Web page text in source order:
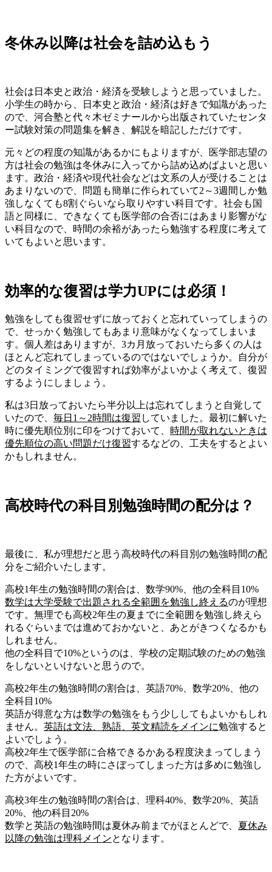
冬休み以降は社会を詰め込もう
社会は日本史と政治・経済を受験しようと思っていました。
小学生の時から、日本史と政治・経済は好きで知識があった
ので、 河合塾と代々木ゼミナールから出版されていたセンタ
ー試験対策の問題集を解き、解説を暗記しただけです。
元々どの程度の知識があるかにもよりますが、医学部志望の
方は社会の勉強は冬休みに入ってから詰め込めばよいと思い
ます。政治・経済や現代社会などは文系の人が受けることは
あまりないので、問題も簡単に作られていて2～3週間しか勉
強しなくても8割ぐらいなら取りやすい科目です。社会も国
語と同様に、できなくても医学部の合否にはあまり影響がな
い科目なので、時間の余裕があったら勉強する程度に考えて
いてもよいと思います。
効率的な復習は学力UPには必須！
勉強をしても復習せずに放っておくと忘れていってしまうの
で、せっかく勉強してもあまり意味がなくなってしまいま
す。個人差はありますが、3カ月放っておいたら多くの人は
ほとんど忘れてしまっているのではないでしょうか。
自分が
どのタイミングで復習すれば効率がよいかよく考えて、復習
するようにしましょう。
私は3日放っておいたら半分以上は忘れてしまうと自覚して
いたので、 毎日1～2時間は復習 していました。最初に解いた
時に優先順位別に印をつけておいて、 時間が取れないときは
優先順位の高い問題だけ復習するなどの、工夫をするとよい
かもしれません。
高校時代の科目別勉強時間の配分は？
最後に、私が理想だと思う高校時代の科目別の勉強時間の配
分をご紹介いたします。
高校1年生の勉強時間の割合は、数学90%、他の全科目10%
数学は大学受験で出題される全範囲を勉強し終えるのが理想
です。無理でも高校2年生の夏までに全範囲を勉強し終えら
れるぐらいまでは進めておかないと、あとがきつくなるかも
しれません。
他の全科目で10%というのは、学校の定期試験のための勉強
をしないといけないと思うので。
高校2年生の勉強時間の割合は、英語70%、数学20%、他の
全科目10%
英語が得意な方は数学の勉強をもう少ししてもよいかもしれ
ません。 英語は文法、熟語、英文精読をメインに勉強すると
よいでしょう。
高校2年生で医学部に合格できるかある程度決まってしまう
ので、高校1年生の時にさぼってしまった方は多めに勉強し
た方がよいです。
高校3年生の勉強時間の割合は、理科40%、数学20%、英語
20%、他の科目20%
数学と英語の勉強時間は夏休み前までがほとんどで、 夏休み
以降の勉強は理科メインとなります。